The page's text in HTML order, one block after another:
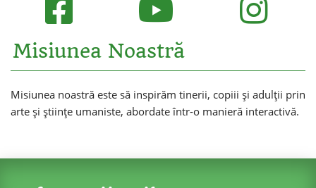
Misiunea Noastră
Misiunea noastră este să inspirăm tinerii, copiii și adulții prin
arte și științe umaniste, abordate într-o manieră interactivă.